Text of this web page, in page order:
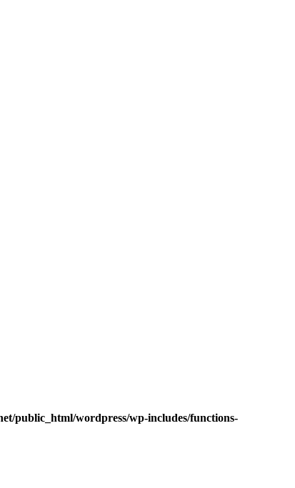
public_html/wordpress/wp-includes/functions-